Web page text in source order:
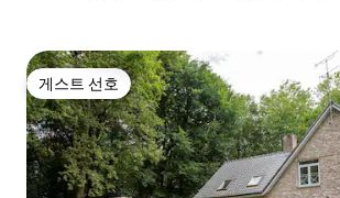
게스트 선호
게스트 선호